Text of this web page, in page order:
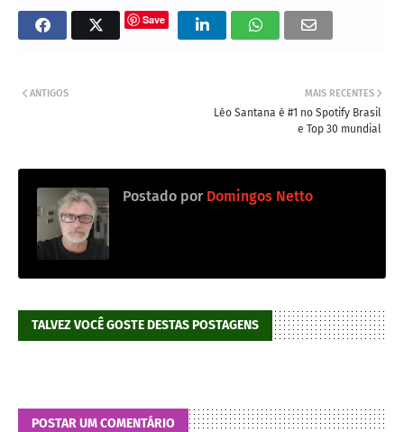
Save
MAIS RECENTES
Léo Santana é #1 no Spotify Brasil
e Top 30 mundial
ANTIGOS
Postado por Domingos Netto
TALVEZ VOCÊ GOSTE DESTAS POSTAGENS
POSTAR UM COMENTÁRIO